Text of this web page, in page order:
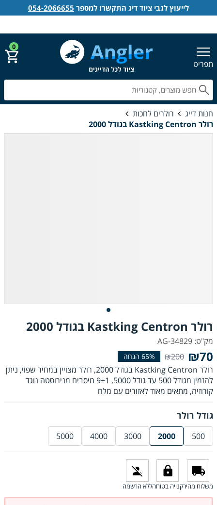
תפריט
0
חנות דייג
רולרים לחכות
רולר Kastking Centron בגודל 2000
רולר Kastking Centron בגודל 2000
מק"ט: AG-34829
₪70
₪200
רולר Kastking Centron בגודל 2000, רולר מצויין במחיר שפוי, ניתן
להזמין מגודל 500 עד גודל 5000, 9+1 מיסבים מנירוסטה נוגד
קורוזיה, מתאים מאוד לאזורים עם מלח
גודל רולר
500
2000
3000
4000
5000
משלוח מהירקנייה בטוחהללא הרשמה
לייעוץ לגבי ציוד דיג התקשרו למספר 054-2066655